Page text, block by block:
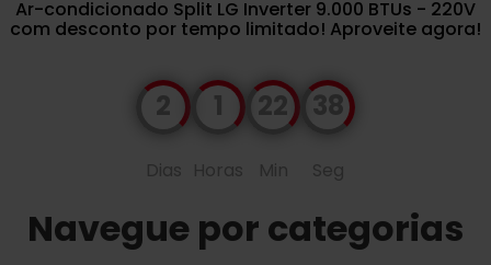
Ar-condicionado Split LG Inverter 9.000 BTUs - 220V
com desconto por tempo limitado! Aproveite agora!
2
Dias
1
Horas
22
Min
37
Seg
Navegue por categorias